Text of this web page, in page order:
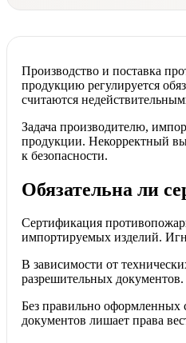
Производство и поставка
продукцию регулируется
считаются
Задача производителю,
продукции. Некорректный
к безопасности.
Обязательна ли
Сертификация
импортируемых изделий.
В зависимости от
разрешительных
Без правильно оформленных
документов лишает права